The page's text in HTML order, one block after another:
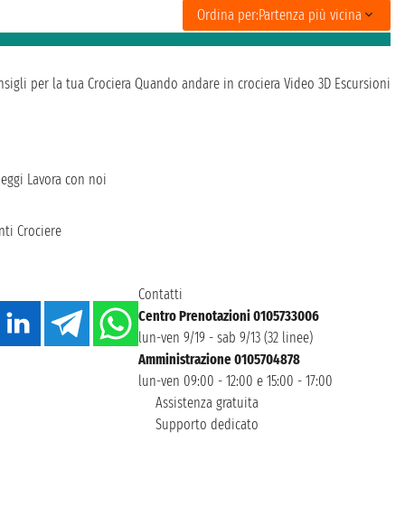
Ordina per:Partenza più vicina
per la tua Crociera Quando andare in crociera Video 3D Escursioni
Lavora con noi
Crociere
Contatti
Centro Prenotazioni 0105733006
lun-ven 9/19 - sab 9/13 (32 linee)
Amministrazione 0105704878
lun-ven 09:00 - 12:00 e 15:00 - 17:00
Assistenza gratuita
Supporto dedicato